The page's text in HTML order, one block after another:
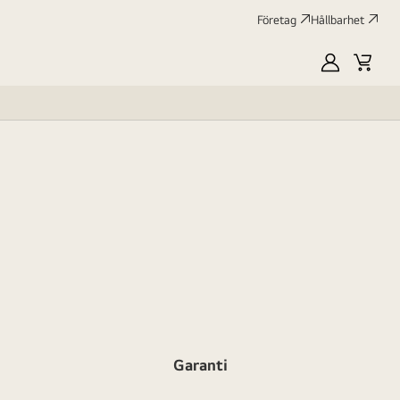
Företag Hållbarhet
MyLG
Garanti